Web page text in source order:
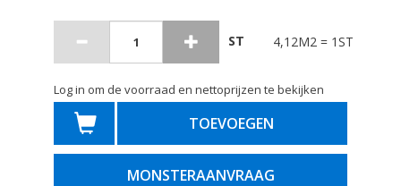
ST 4,12M2 = 1ST
Log in om de voorraad en nettoprijzen te bekijken
TOEVOEGEN
MONSTERAANVRAAG